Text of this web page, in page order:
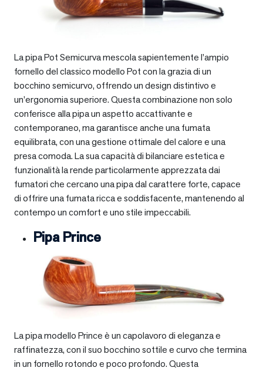
La pipa Pot Semicurva mescola sapientemente l’ampio
fornello del classico modello Pot con la grazia di un
bocchino semicurvo, offrendo un design distintivo e
un’ergonomia superiore. Questa combinazione non solo
conferisce alla pipa un aspetto accattivante e
contemporaneo, ma garantisce anche una fumata
equilibrata, con una gestione ottimale del calore e una
presa comoda. La sua capacità di bilanciare estetica e
funzionalità la rende particolarmente apprezzata dai
fumatori che cercano una pipa dal carattere forte, capace
di offrire una fumata ricca e soddisfacente, mantenendo al
contempo un comfort e uno stile impeccabili.
Pipa Prince
La pipa modello Prince è un capolavoro di eleganza e
raffinatezza, con il suo bocchino sottile e curvo che termina
in un fornello rotondo e poco profondo. Questa